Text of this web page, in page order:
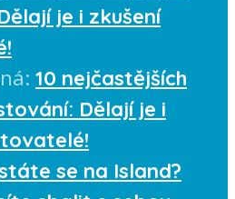
je i zkušení
: 10 nejčastějších
Dělají je i
se na Island?